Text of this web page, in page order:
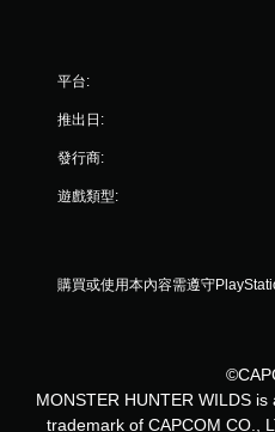
平台:
推出日:
發行商:
遊戲類型:
購買或使用本內容需遵守
MONSTER HUNTER WILDS
trademark of CAPCOM CO.,